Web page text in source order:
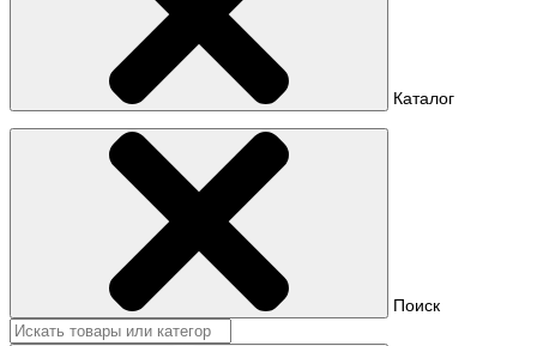
Каталог
Поиск